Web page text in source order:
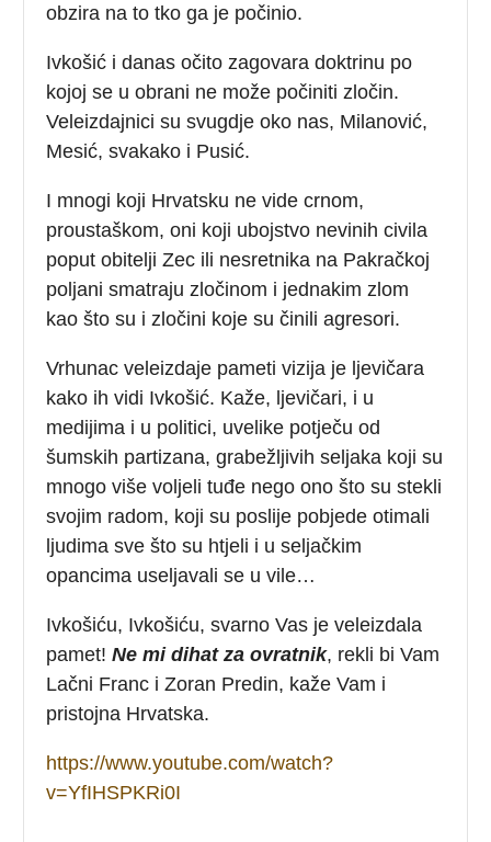
obzira na to tko ga je počinio.
Ivkošić i danas očito zagovara doktrinu po
kojoj se u obrani ne može počiniti zločin.
Veleizdajnici su svugdje oko nas, Milanović,
Mesić, svakako i Pusić.
I mnogi koji Hrvatsku ne vide crnom,
proustaškom, oni koji ubojstvo nevinih civila
poput obitelji Zec ili nesretnika na Pakračkoj
poljani smatraju zločinom i jednakim zlom
kao što su i zločini koje su činili agresori.
Vrhunac veleizdaje pameti vizija je ljevičara
kako ih vidi Ivkošić. Kaže, ljevičari, i u
medijima i u politici, uvelike potječu od
šumskih partizana, grabežljivih seljaka koji su
mnogo više voljeli tuđe nego ono što su stekli
svojim radom, koji su poslije pobjede otimali
ljudima sve što su htjeli i u seljačkim
opancima useljavali se u vile…
Ivkošiću, Ivkošiću, svarno Vas je veleizdala
pamet!Ne mi dihat za ovratnik, rekli bi Vam
Lačni Franc i Zoran Predin, kaže Vam i
pristojna Hrvatska.
https://www.youtube.com/watch?
v=YfIHSPKRi0I